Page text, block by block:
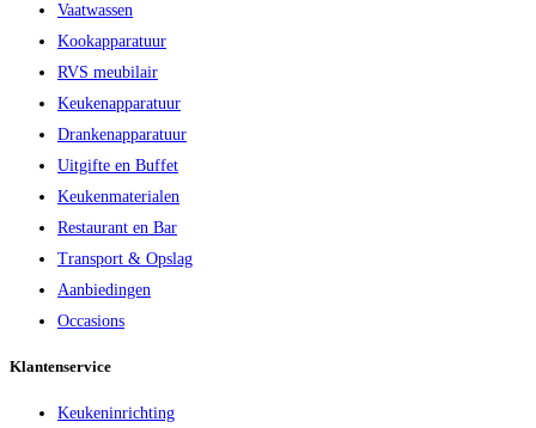
Vaatwassen
Kookapparatuur
RVS meubilair
Keukenapparatuur
Drankenapparatuur
Uitgifte en Buffet
Keukenmaterialen
Restaurant en Bar
Transport & Opslag
Aanbiedingen
Occasions
Klantenservice
Keukeninrichting